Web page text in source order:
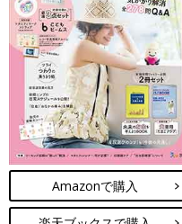
Amazonで購入